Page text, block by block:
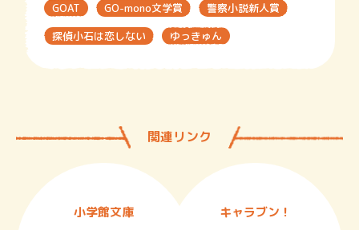
GOAT GO-mono文学賞
警察小説新人賞
探偵小石は恋しない
ゆっきゅん
関連リンク
小学館文庫 キャラブン！